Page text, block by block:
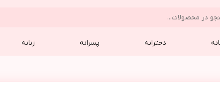
دخترانه پسرانه زنانه